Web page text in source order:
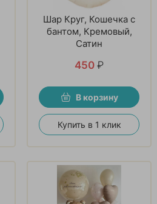
Шар Круг, Кошечка с
бантом, Кремовый,
Сатин
450 ₽
В корзину
Купить в 1 клик